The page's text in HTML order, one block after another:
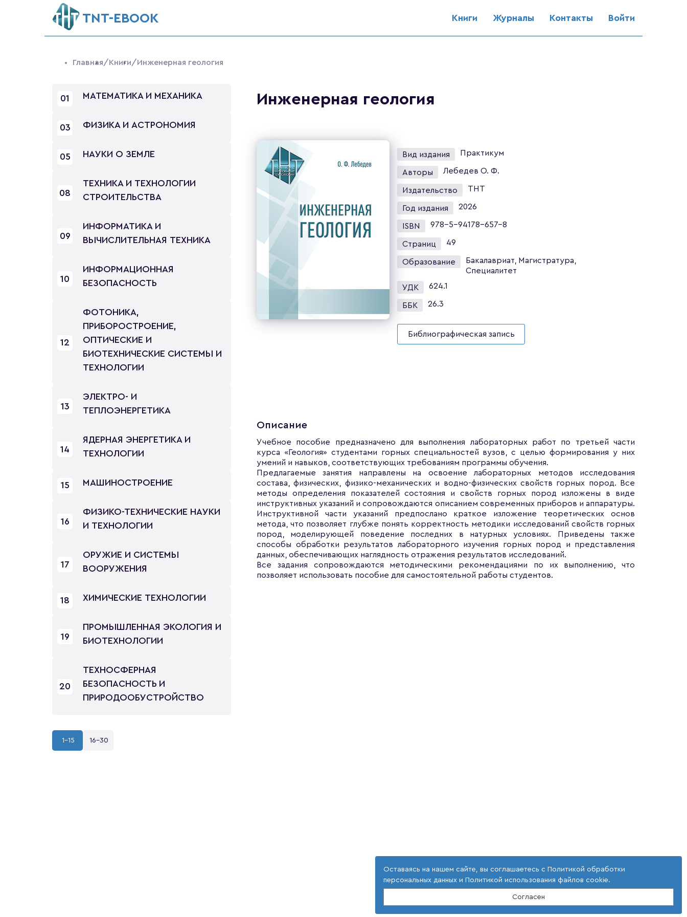
ТNT-EBOOK Книги Журналы Контакты Войти
Главная/Книги/Инженерная геология
01 МАТЕМАТИКА И МЕХАНИКА
03 ФИЗИКА И АСТРОНОМИЯ
05 НАУКИ О ЗЕМЛЕ
08
ТЕХНИКА И ТЕХНОЛОГИИ
СТРОИТЕЛЬСТВА
09
ИНФОРМАТИКА И
ВЫЧИСЛИТЕЛЬНАЯ ТЕХНИКА
10
ИНФОРМАЦИОННАЯ
БЕЗОПАСНОСТЬ
12
ФОТОНИКА,
ПРИБОРОСТРОЕНИЕ,
ОПТИЧЕСКИЕ И
БИОТЕХНИЧЕСКИЕ СИСТЕМЫ И
ТЕХНОЛОГИИ
13
ЭЛЕКТРО- И
ТЕПЛОЭНЕРГЕТИКА
14
ЯДЕРНАЯ ЭНЕРГЕТИКА И
ТЕХНОЛОГИИ
15 МАШИНОСТРОЕНИЕ
16
ФИЗИКО-ТЕХНИЧЕСКИЕ НАУКИ
И ТЕХНОЛОГИИ
17
ОРУЖИЕ И СИСТЕМЫ
ВООРУЖЕНИЯ
18 ХИМИЧЕСКИЕ ТЕХНОЛОГИИ
19
ПРОМЫШЛЕННАЯ ЭКОЛОГИЯ И
БИОТЕХНОЛОГИИ
20
ТЕХНОСФЕРНАЯ
БЕЗОПАСНОСТЬ И
ПРИРОДООБУСТРОЙСТВО
1-15 16-30
Инженерная геология
Вид издания Практикум
Авторы Лебедев О. Ф.
Издательство ТНТ
Год издания 2026
ISBN 978-5-94178-657-8
Страниц 49
Образование
Бакалавриат, Магистратура,
Специалитет
УДК 624.1
ББК 26.3
Библиографическая запись
Описание
Учебное пособие предназначено для выполнения лабораторных работ по третьей части
курса «Геология» студентами горных специальностей вузов, с целью формирования у них
умений и навыков, соответствующих требованиям программы обучения.
Предлагаемые занятия направлены на освоение лабораторных методов исследования
состава, физических, физико-механических и водно-физических свойств горных пород. Все
методы определения показателей состояния и свойств горных пород изложены в виде
инструктивных указаний и сопровождаются описанием современных приборов и аппаратуры.
Инструктивной части указаний предпослано краткое изложение теоретических основ
метода, что позволяет глубже понять корректность методики исследований свойств горных
пород, моделирующей поведение последних в натурных условиях. Приведены также
способы обработки результатов лабораторного изучения горных пород и представления
данных, обеспечивающих наглядность отражения результатов исследований.
Все задания сопровождаются методическими рекомендациями по их выполнению, что
позволяет использовать пособие для самостоятельной работы студентов.
Оставаясь на нашем сайте, вы соглашаетесь с Политикой обработки
персональных данных и Политикой использования файлов cookie.
Согласен